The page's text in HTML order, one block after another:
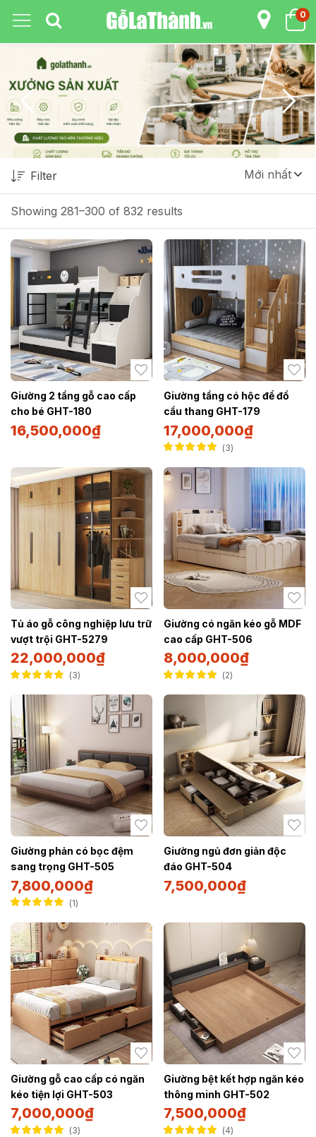
0
Showing 281–300 of 832 results
Filter Mới nhất
Giường 2 tầng gỗ cao cấp
cho bé GHT-180
16,500,000₫
Giường tầng có hộc để đồ
cầu thang GHT-179
17,000,000₫
5.005 sao
3
Tủ áo gỗ công nghiệp lưu trữ
vượt trội GHT-5279
22,000,000₫
5.005 sao
3
Giường có ngăn kéo gỗ MDF
cao cấp GHT-506
8,000,000₫
5.005 sao
2
Giường phản có bọc đệm
sang trọng GHT-505
7,800,000₫
5.005 sao
1
Giường ngủ đơn giản độc
đáo GHT-504
7,500,000₫
Giường gỗ cao cấp có ngăn
kéo tiện lợi GHT-503
7,000,000₫
3
Giường bệt kết hợp ngăn kéo
thông minh GHT-502
7,500,000₫
4